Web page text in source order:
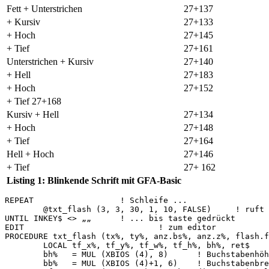
Fett + Unterstrichen
27+137
+ Kursiv
27+133
+ Hoch
27+145
+ Tief
27+161
Unterstrichen + Kursiv
27+140
+ Hell
27+183
+ Hoch
27+152
+ Tief 27+168
Kursiv + Hell
27+134
+ Hoch
27+148
+ Tief
27+164
Hell + Hoch
27+146
+ Tief
27+ 162
Listing 1: Blinkende Schrift mit GFA-Basic
REPEAT 			! Schleife ...
UNTIL INKEY$ <> „„	! ... bis taste gedrückt
EDIT				! zum editor
PROCEDURE txt_flash (tx%, ty%, anz.bs%, anz.z%,